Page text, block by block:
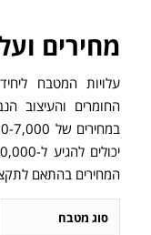
מחירים
עלויות המטבח
החומרים והעיצוב
המחירים בהתאם
סוג מטבח